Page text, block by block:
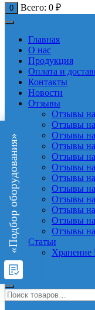
0 Всего: 0 ₽
Главная
О нас
Продукция
Оплата и
Контакты
Новости
Отзывы
Отзывы
Отзывы
Отзывы
Отзывы на
Отзывы на
Отзывы на
Отзывы
Отзывы
Отзывы
Отзывы
Отзывы на
Отзывы
Статьи
Хранение
«Подбор оборудования»